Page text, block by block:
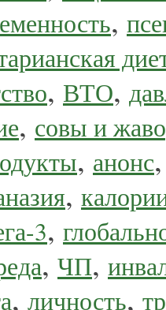
,
, ВТО,
, совы и
, анонс
,
3,
, ЧП,
, личность,